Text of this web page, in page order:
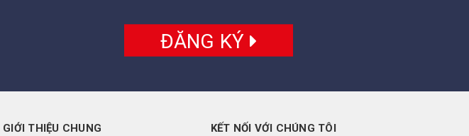
ĐĂNG KÝ
GIỚI THIỆU CHUNG KẾT NỐI VỚI CHÚNG TÔI